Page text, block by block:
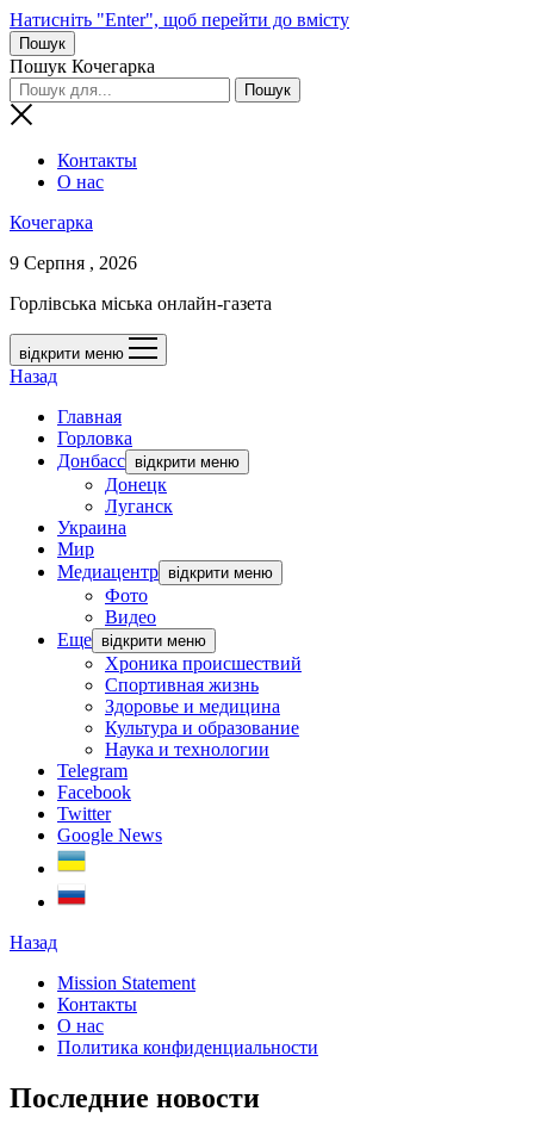
Натисніть "Enter", щоб перейти до вмісту
Пошук
Пошук Кочегарка
Контакты
О нас
Кочегарка
9 Серпня , 2026
Горлівська міська онлайн-газета
відкрити меню
Назад
Главная
Горловка
Донбасс відкрити меню
Донецк
Луганск
Украина
Мир
Медиацентр відкрити меню
Фото
Видео
Еще відкрити меню
Хроника происшествий
Спортивная жизнь
Здоровье и медицина
Культура и образование
Наука и технологии
Telegram
Facebook
Twitter
Google News
Назад
Mission Statement
Контакты
О нас
Политика конфиденциальности
Последние новости